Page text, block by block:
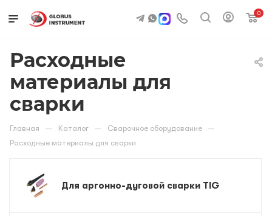
0
Расходные
материалы для
сварки
Главная — Каталог — Сварочное оборудование —
Расходные материалы для сварки
Для аргонно-дуговой сварки TIG